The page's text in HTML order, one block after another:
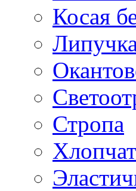
Косая
Стропа